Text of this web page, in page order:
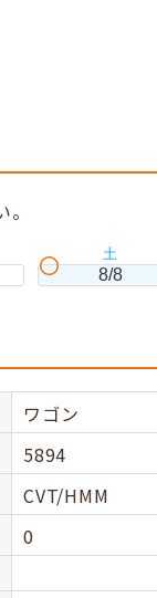
土
8/8
ワゴン
5894
CVT/HMM
0